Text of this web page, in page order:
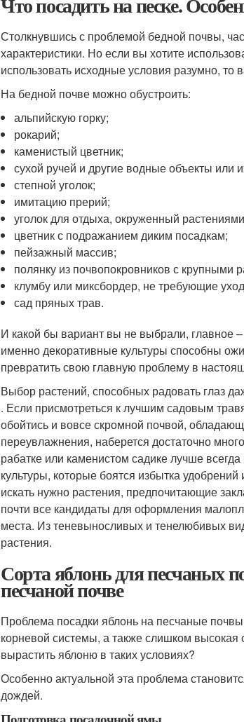
Столкнувшись с проблемой бедной почвы,
характеристики. Но если вы хотите
использовать исходные условия разумно,
На бедной почве можно обустроить:
альпийскую горку;
рокарий;
каменистый цветник;
сухой ручей и другие водные объекты или
степной уголок;
имитацию прерий;
уголок для отдыха, окруженный
цветник с подражанием диким посадкам;
пейзажный массив;
полянку из почвопокровников с крупными
клумбу или миксбордер, не требующие
сад пряных трав.
И какой бы вариант вы не выбрали, главное
именно декоративные культуры способны
превратить свою главную проблему в
Выбор растений, способных радовать глаз
. Если присмотреться к лучшим садовым
обойтись и вовсе скромной почвой,
переувлажнения, наберется достаточно
рабатке или каменистом садике лучше
культуры, которые боятся избытка
искать нужно растения, предпочитающие
почти все кандидаты для оформления
места. Из теневыносливых и тенелюбивых
растения.
Сорта яблонь для песчаных
песчаной почве
Проблема посадки яблонь на песчаные
корневой системы, а также слишком высокая
вырастить яблоню в таких условиях?
Особенно актуальной эта проблема
дождей.